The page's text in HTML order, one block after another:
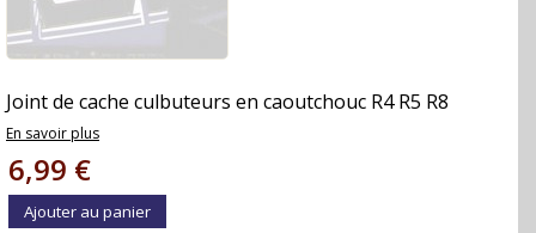
Joint de cache culbuteurs en caoutchouc R4 R5 R8
En savoir plus
6,99 €
Ajouter au panier